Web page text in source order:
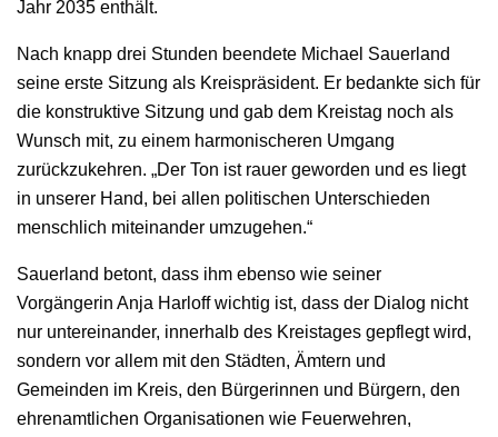
Jahr 2035 enthält.
Nach knapp drei Stunden beendete Michael Sauerland
seine erste Sitzung als Kreispräsident. Er bedankte sich für
die konstruktive Sitzung und gab dem Kreistag noch als
Wunsch mit, zu einem harmonischeren Umgang
zurückzukehren. „Der Ton ist rauer geworden und es liegt
in unserer Hand, bei allen politischen Unterschieden
menschlich miteinander umzugehen.“
Sauerland betont, dass ihm ebenso wie seiner
Vorgängerin Anja Harloff wichtig ist, dass der Dialog nicht
nur untereinander, innerhalb des Kreistages gepflegt wird,
sondern vor allem mit den Städten, Ämtern und
Gemeinden im Kreis, den Bürgerinnen und Bürgern, den
ehrenamtlichen Organisationen wie Feuerwehren,